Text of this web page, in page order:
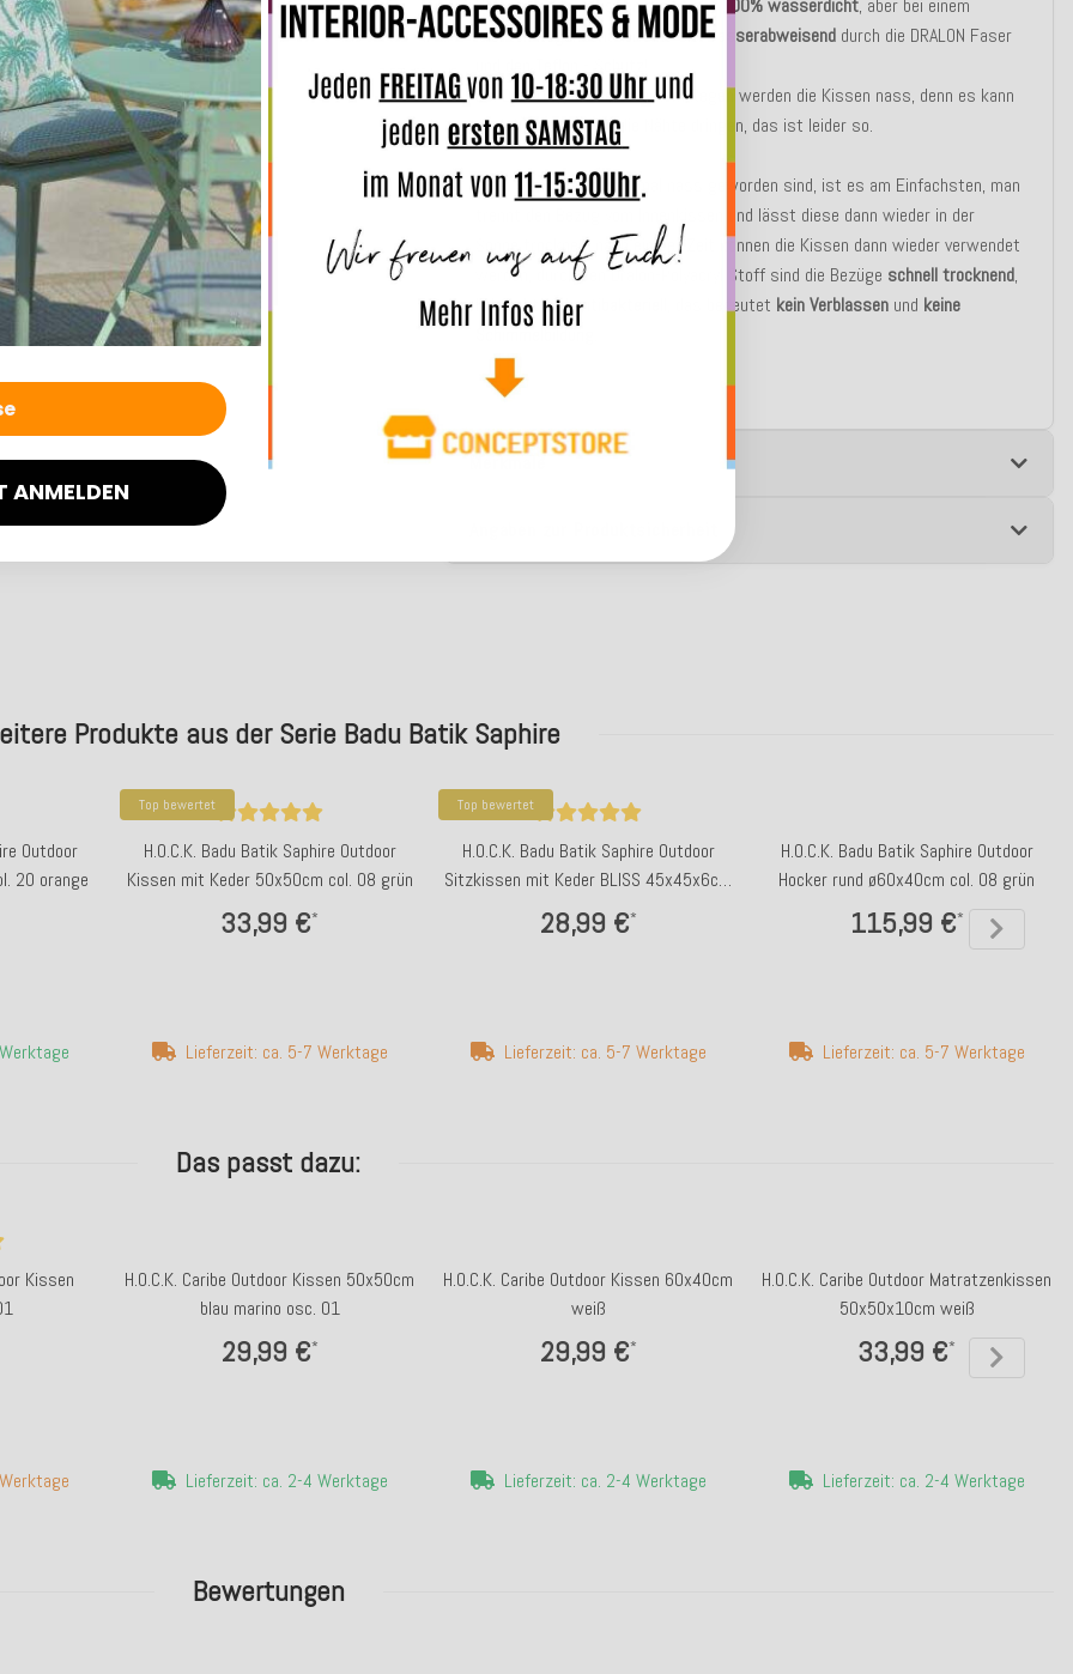
Unsere Outdoor Kissen sindnicht 100% wasserdicht, aber bei einem
leichten Regenschauer sind siewasserabweisend durch die DRALON Faser
Bei Dauerregen oder starkem Regen werden die Kissen nass, denn es kann
auch Wasser durch die Nähte dringen, das ist leider so.
TIPP: wenn die Kissen mal nass geworden sind, ist es am Einfachsten, man
trennt den Bezug vom Innenkissen und lässt diese dann wieder in der
Sonne trocknen, nach einiger Zeit können die Kissen dann wieder verwendet
werden, durch den Dralon-Polyacryl Stoff sind die Bezüge schnell trocknend,
lichtecht undantibakteriell , das bedeutet kein Verblassen und keine
Schimmelbildung
Merkmale
Bewertungen
Produkte aus der Serie Badu Batik Saphire
Outdoor
20 orange
Top bewertet
H.O.C.K. Badu Batik Saphire Outdoor
Kissen mit Keder 50x50cm col. 08 grün
33,99 €*
Lieferzeit: ca. 5-7 Werktage
Top bewertet
H.O.C.K. Badu Batik Saphire Outdoor
Sitzkissen mit Keder BLISS 45x45x6cm
col. 20 orange
28,99 €*
Lieferzeit: ca. 5-7 Werktage
H.O.C.K. Badu Batik Saphire Outdoor
Hocker rund ø60x40cm col. 08 grün
115,99 €*
Lieferzeit: ca. 5-7 Werktage
Das passt dazu:
Kissen
H.O.C.K. Caribe Outdoor Kissen 50x50cm
blau marino osc. 01
29,99 €*
Lieferzeit: ca. 2-4 Werktage
H.O.C.K. Caribe Outdoor Kissen 60x40cm
weiß
29,99 €*
Lieferzeit: ca. 2-4 Werktage
H.O.C.K. Caribe Outdoor Matratzenkissen
50x50x10cm weiß
33,99 €*
Lieferzeit: ca. 2-4 Werktage
ANMELDEN